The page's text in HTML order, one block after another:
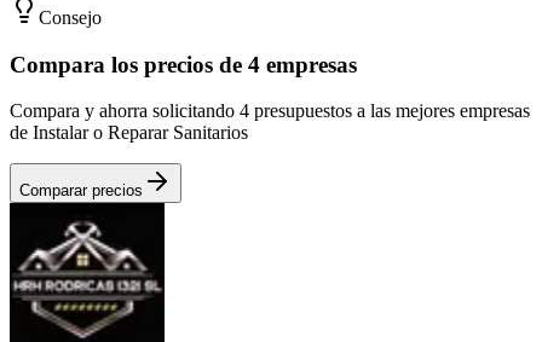
Consejo
Compara los precios de 4 empresas
Compara y ahorra solicitando 4 presupuestos a las mejores empresas
de Instalar o Reparar Sanitarios
Comparar precios